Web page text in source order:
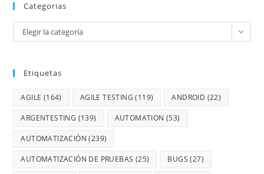
Categorias
Elegir la categoría
Etiquetas
AGILE (164) AGILE TESTING (119) ANDROID (22)
ARGENTESTING (139) AUTOMATION (53)
AUTOMATIZACIÓN (239)
AUTOMATIZACIÓN DE PRUEBAS (25) BUGS (27)